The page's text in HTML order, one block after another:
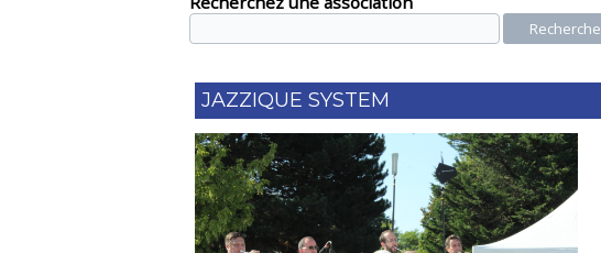
Recherche
JAZZIQUE SYSTEM